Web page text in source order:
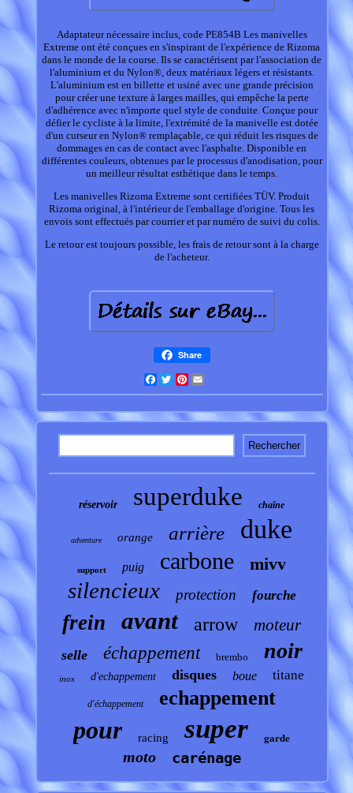
Adaptateur nécessaire inclus, code PE854B Les manivelles
Extreme ont été conçues en s'inspirant de l'expérience de Rizoma
dans le monde de la course. Ils se caractérisent par l'association de
l'aluminium et du Nylon®, deux matériaux légers et résistants.
L'aluminium est en billette et usiné avec une grande précision
pour créer une texture à larges mailles, qui empêche la perte
d'adhérence avec n'importe quel style de conduite. Conçue pour
défier le cycliste à la limite, l'extrémité de la manivelle est dotée
d'un curseur en Nylon® remplaçable, ce qui réduit les risques de
dommages en cas de contact avec l'asphalte. Disponible en
différentes couleurs, obtenues par le processus d'anodisation, pour
un meilleur résultat esthétique dans le temps.
Les manivelles Rizoma Extreme sont certifiées TÜV. Produit
Rizoma original, à l'intérieur de l'emballage d'origine. Tous les
envois sont effectués par courrier et par numéro de suivi du colis.
Le retour est toujours possible, les frais de retour sont à la charge
de l'acheteur.
Share
Facebook
TwitterPinterest
réservoir superduke chaîne
adventure orange arrière duke
support puig carbone mivv
silencieux protection fourche
frein avant arrow moteur
selle échappement brembo noir
inox d'echappement disques boue titane
d'échappement echappement
pour racing super garde
moto carénage